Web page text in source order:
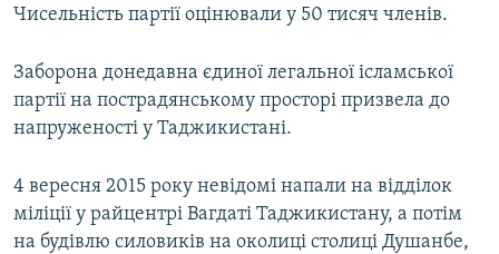
Чисельність партії оцінювали у 50 тисяч членів.
Заборона донедавна єдиної легальної ісламської
партії на пострадянському просторі призвела до
напруженості у Таджикистані.
4 вересня 2015 року невідомі напали на відділок
міліції у райцентрі Вагдаті Таджикистану, а потім
на будівлю силовиків на околиці столиці Душанбе,